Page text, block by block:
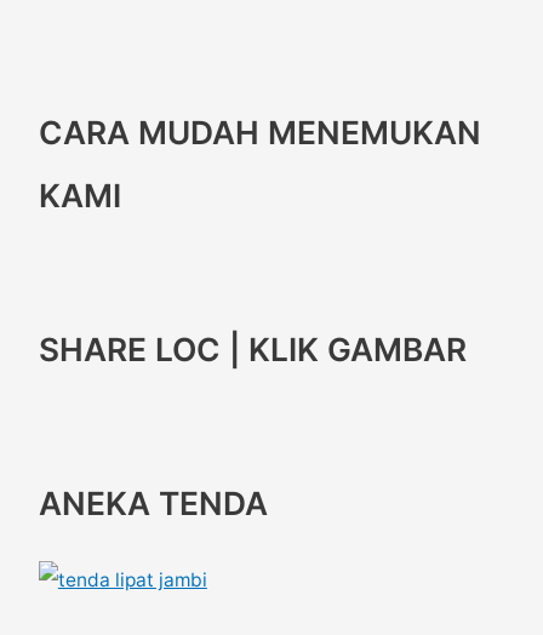
CARA MUDAH MENEMUKAN
KAMI
SHARE LOC | KLIK GAMBAR
ANEKA TENDA